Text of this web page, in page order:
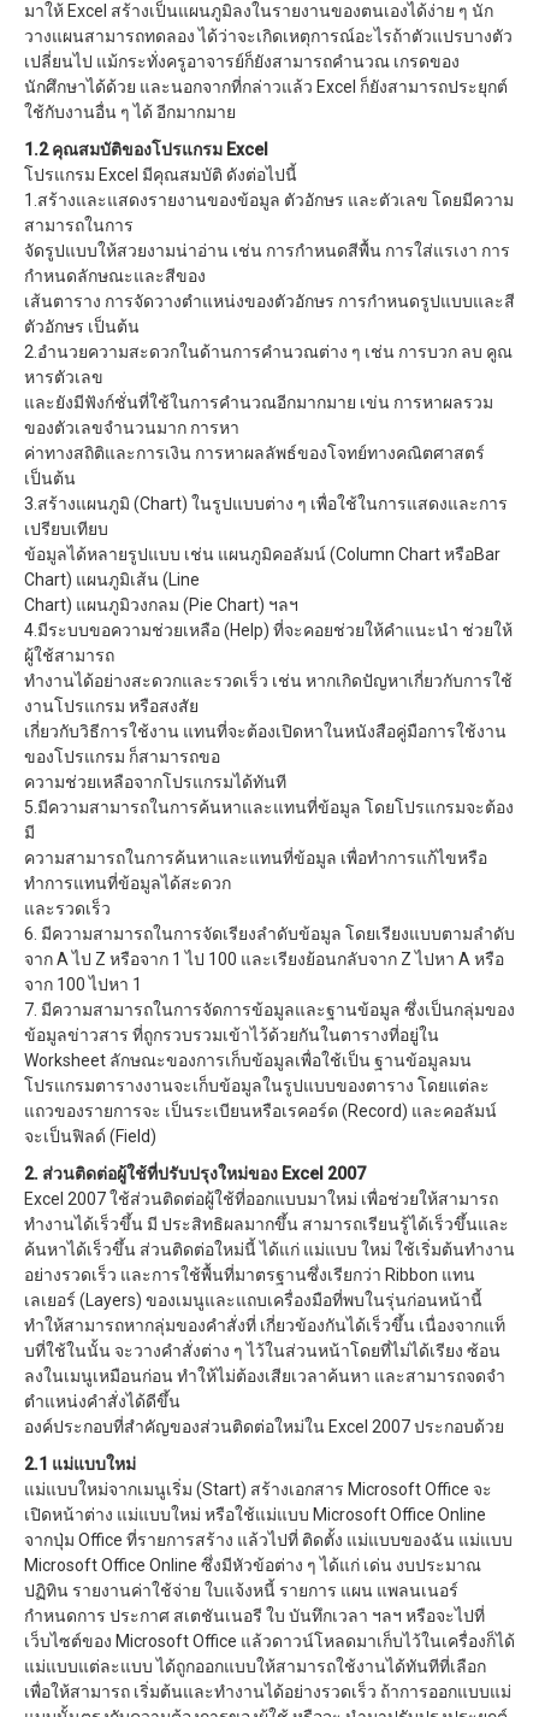
มาให้ Excel สร้างเป็นแผนภูมิลงในรายงานของตนเองได้ง่าย ๆ นัก
วางแผนสามารถทดลอง ได้ว่าจะเกิดเหตุการณ์อะไรถ้าตัวแปรบางตัว
เปลี่ยนไป แม้กระทั่งครูอาจารย์ก็ยังสามารถคำนวณ เกรดของ
นักศึกษาได้ด้วย และนอกจากที่กล่าวแล้ว Excel ก็ยังสามารถประยุกต์
ใช้กับงานอื่น ๆ ได้ อีกมากมาย
1.2 คุณสมบัติของโปรแกรม Excel
โปรแกรม Excel มีคุณสมบัติ ดังต่อไปนี้
1.สร้างและแสดงรายงานของข้อมูล ตัวอักษร และตัวเลข โดยมีความ
สามารถในการ
จัดรูปแบบให้สวยงามน่าอ่าน เช่น การกำหนดสีพื้น การใส่แรเงา การ
กำหนดลักษณะและสีของ
เส้นตาราง การจัดวางตำแหน่งของตัวอักษร การกำหนดรูปแบบและสี
ตัวอักษร เป็นต้น
2.อำนวยความสะดวกในด้านการคำนวณต่าง ๆ เช่น การบวก ลบ คูณ
หารตัวเลข
และยังมีฟังก์ชั่นที่ใช้ในการคำนวณอีกมากมาย เข่น การหาผลรวม
ของตัวเลขจำนวนมาก การหา
ค่าทางสถิติและการเงิน การหาผลลัพธ์ของโจทย์ทางคณิตศาสตร์
เป็นต้น
3.สร้างแผนภูมิ (Chart) ในรูปแบบต่าง ๆ เพื่อใช้ในการแสดงและการ
เปรียบเทียบ
ข้อมูลได้หลายรูปแบบ เช่น แผนภูมิคอลัมน์ (Column Chart หรือBar
Chart) แผนภูมิเส้น (Line
Chart) แผนภูมิวงกลม (Pie Chart) ฯลฯ
4.มีระบบขอความช่วยเหลือ (Help) ที่จะคอยช่วยให้คำแนะนำ ช่วยให้
ผู้ใช้สามารถ
ทำงานได้อย่างสะดวกและรวดเร็ว เช่น หากเกิดปัญหาเกี่ยวกับการใช้
งานโปรแกรม หรือสงสัย
เกี่ยวกับวิธีการใช้งาน แทนที่จะต้องเปิดหาในหนังสือคู่มือการใช้งาน
ของโปรแกรม ก็สามารถขอ
ความช่วยเหลือจากโปรแกรมได้ทันที
5.มีความสามารถในการค้นหาและแทนที่ข้อมูล โดยโปรแกรมจะต้อง
มี
ความสามารถในการค้นหาและแทนที่ข้อมูล เพื่อทำการแก้ไขหรือ
ทำการแทนที่ข้อมูลได้สะดวก
และรวดเร็ว
6. มีความสามารถในการจัดเรียงลำดับข้อมูล โดยเรียงแบบตามลำดับ
จาก A ไป Z หรือจาก 1 ไป 100 และเรียงย้อนกลับจาก Z ไปหา A หรือ
จาก 100 ไปหา 1
7. มีความสามารถในการจัดการข้อมูลและฐานข้อมูล ซึ่งเป็นกลุ่มของ
ข้อมูลข่าวสาร ที่ถูกรวบรวมเข้าไว้ด้วยกันในตารางที่อยู่ใน
Worksheet ลักษณะของการเก็บข้อมูลเพื่อใช้เป็น ฐานข้อมูลมน
โปรแกรมตารางงานจะเก็บข้อมูลในรูปแบบของตาราง โดยแต่ละ
แถวของรายการจะ เป็นระเบียนหรือเรคอร์ด (Record) และคอลัมน์
จะเป็นฟิลด์ (Field)
2. ส่วนติดต่อผู้ใช้ที่ปรับปรุงใหม่ของ Excel 2007
Excel 2007 ใช้ส่วนติดต่อผู้ใช้ที่ออกแบบมาใหม่ เพื่อช่วยให้สามารถ
ทำงานได้เร็วขึ้น มี ประสิทธิผลมากขึ้น สามารถเรียนรู้ได้เร็วขึ้นและ
ค้นหาได้เร็วขึ้น ส่วนติดต่อใหม่นี้ ได้แก่ แม่แบบ ใหม่ ใช้เริ่มต้นทำงาน
อย่างรวดเร็ว และการใช้พื้นที่มาตรฐานซึ่งเรียกว่า Ribbon แทน
เลเยอร์ (Layers) ของเมนูและแถบเครื่องมือที่พบในรุ่นก่อนหน้านี้
ทำให้สามารถหากลุ่มของคำสั่งที่ เกี่ยวข้องกันได้เร็วขึ้น เนื่องจากแท็
บที่ใช้ในนั้น จะวางคำสั่งต่าง ๆ ไว้ในส่วนหน้าโดยที่ไม่ได้เรียง ซ้อน
ลงในเมนูเหมือนก่อน ทำให้ไม่ต้องเสียเวลาค้นหา และสามารถจดจำ
ตำแหน่งคำสั่งได้ดีขึ้น
องค์ประกอบที่สำคัญของส่วนติดต่อใหม่ใน Excel 2007 ประกอบด้วย
2.1 แม่แบบใหม่
แม่แบบใหม่จากเมนูเริ่ม (Start) สร้างเอกสาร Microsoft Office จะ
เปิดหน้าต่าง แม่แบบใหม่ หรือใช้แม่แบบ Microsoft Office Online
จากปุ่ม Office ที่รายการสร้าง แล้วไปที่ ติดตั้ง แม่แบบของฉัน แม่แบบ
Microsoft Office Online ซึ่งมีหัวข้อต่าง ๆ ได้แก่ เด่น งบประมาณ
ปฏิทิน รายงานค่าใช้จ่าย ใบแจ้งหนี้ รายการ แผน แพลนเนอร์
กำหนดการ ประกาศ สเตชันเนอรี ใบ บันทึกเวลา ฯลฯ หรือจะไปที่
เว็บไซต์ของ Microsoft Office แล้วดาวน์โหลดมาเก็บไว้ในเครื่องก็ได้
แม่แบบแต่ละแบบ ได้ถูกออกแบบให้สามารถใช้งานได้ทันทีที่เลือก
เพื่อให้สามารถ เริ่มต้นและทำงานได้อย่างรวดเร็ว ถ้าการออกแบบแม่